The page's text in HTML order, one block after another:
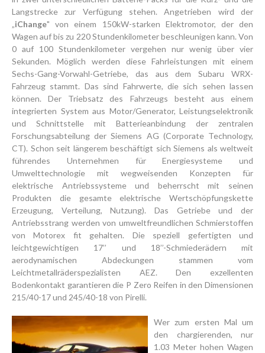
Langstrecke zur Verfügung stehen. Angetrieben wird der
„iChange" von einem 150kW-starken Elektromotor, der den
Wagen auf bis zu 220 Stundenkilometer beschleunigen kann. Von
0 auf 100 Stundenkilometer vergehen nur wenig über vier
Sekunden. Möglich werden diese Fahrleistungen mit einem
Sechs-Gang-Vorwahl-Getriebe, das aus dem Subaru WRX-
Fahrzeug stammt. Das sind Fahrwerte, die sich sehen lassen
können. Der Triebsatz des Fahrzeugs besteht aus einem
integrierten System aus Motor/Generator, Leistungselektronik
und Schnittstelle mit Batterieanbindung der zentralen
Forschungsabteilung der Siemens AG (Corporate Technology,
CT). Schon seit längerem beschäftigt sich Siemens als weltweit
führendes Unternehmen für Energiesysteme und
Umwelttechnologie mit wegweisenden Konzepten für
elektrische Antriebssysteme und beherrscht mit seinen
Produkten die gesamte elektrische Wertschöpfungskette
Erzeugung, Verteilung, Nutzung). Das Getriebe und der
Antriebsstrang werden von umweltfreundlichen Schmierstoffen
von Motorex fit gehalten. Die speziell gefertigten und
leichtgewichtigen 17’’ und 18’’-Schmiederädern mit
aerodynamischen Abdeckungen stammen vom
Leichtmetallräderspezialisten AEZ. Den exzellenten
Bodenkontakt garantieren die P Zero Reifen in den Dimensionen
215/40-17 und 245/40-18 von Pirelli.
Wer zum ersten Mal um
den chargierenden, nur
1.03 Meter hohen Wagen